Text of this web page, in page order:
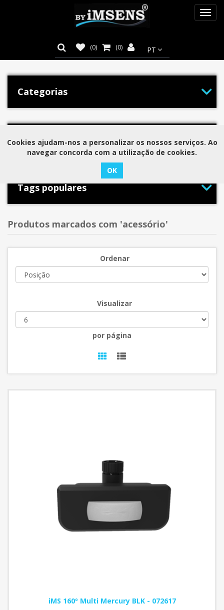
(0) (0)
Categorias
Marcas
Tags populares
Produtos marcados com 'acessório'
Ordenar
Visualizar
por página
iMS 160º Multi Mercury BLK - 072617
Cookies ajudam-nos a personalizar os nossos serviços. Ao
navegar concorda com a utilização de cookies.